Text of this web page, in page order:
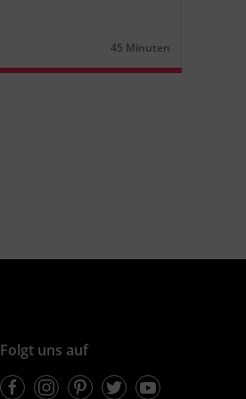
Dauer:
45 Minuten
Folgt uns auf
FacebookInstagramPinterestTwitterYoutube